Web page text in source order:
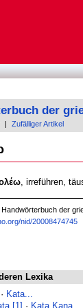
der
Zufälliger Artikel
, irreführen,
Handwörterbuch der
nid/20008474745
Lexika
· Kata...
[1] · Kata Kana